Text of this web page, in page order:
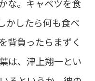
な。キャベツを食
かしたら何も食べ
背負ったらまずく
は、津上翔一とい